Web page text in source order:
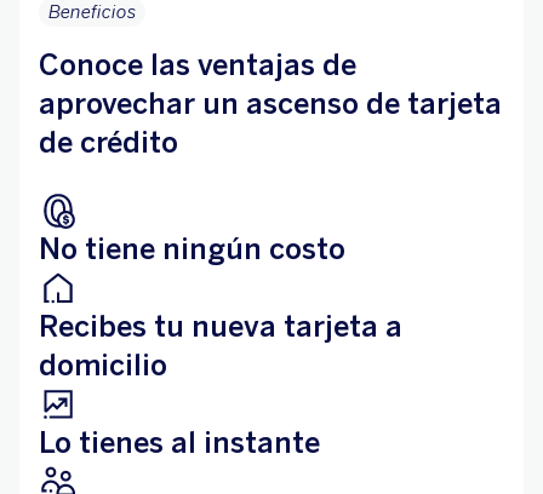
Beneficios
Conoce las ventajas de
aprovechar un ascenso de tarjeta
de crédito
No tiene ningún costo
Recibes tu nueva tarjeta a
domicilio
Lo tienes al instante